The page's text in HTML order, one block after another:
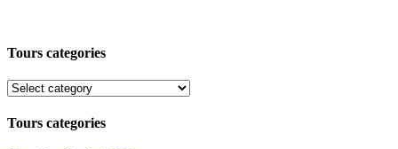
Tours categories
Tours categories